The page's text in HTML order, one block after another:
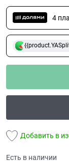
4
Добавить в
Есть в наличии